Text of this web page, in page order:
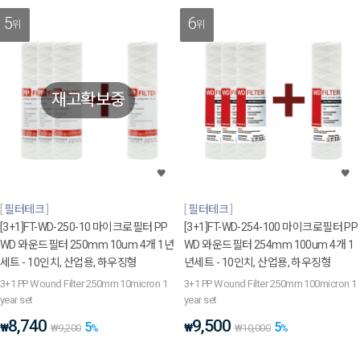
재고확보중
5위
필터테크
[3+1]FT-WD-250-10 마이크로필터 PP
WD 와운드필터 250mm 10um 4개 1년
세트 - 10인치, 산업용, 하우징형
3+1 PP Wound Filter 250mm 10micron 1
year set
₩8,740 ₩9,200 5%
6위
필터테크
[3+1]FT-WD-254-100 마이크로필터 PP
WD 와운드필터 254mm 100um 4개 1
년세트 - 10인치, 산업용, 하우징형
3+1 PP Wound Filter 250mm 100micron 1
year set
₩9,500 ₩10,000 5%